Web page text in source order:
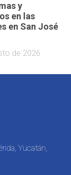
y
en las
en San José
de 2026
Yucatán,